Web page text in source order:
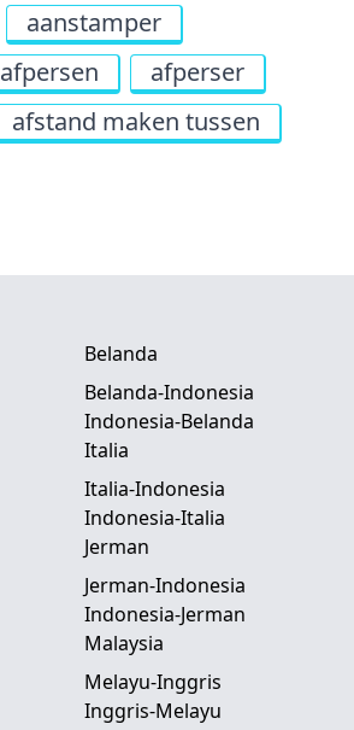
aanstamper
afpersen
afperser
afstand maken tussen
Belanda
Belanda-Indonesia
Indonesia-Belanda
Italia
Italia-Indonesia
Indonesia-Italia
Jerman
Jerman-Indonesia
Indonesia-Jerman
Malaysia
Melayu-Inggris
Inggris-Melayu